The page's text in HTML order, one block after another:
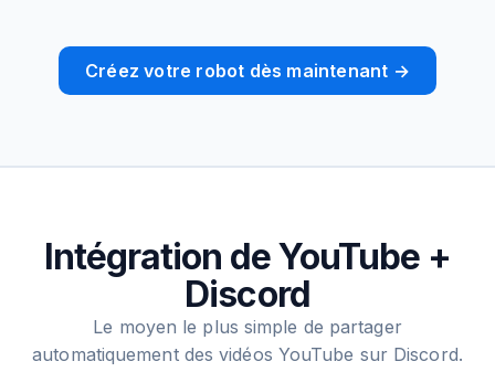
Créez votre robot dès maintenant →
Intégration de YouTube +
Discord
Le moyen le plus simple de partager
automatiquement des vidéos YouTube sur Discord.